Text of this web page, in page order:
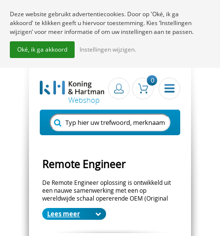
0
Remote Engineer
De Remote Engineer oplossing is ontwikkeld uit
een nauwe samenwerking met een op
wereldwijde schaal opererende OEM (Original
industriële automatisering bedrijf. Door de
combinatie van beide disciplines konden de
Lees
Deze website gebruikt advertentiecookies. Door op 'Oké, ik ga
akkoord' te klikken geeft u hiervoor toestemming. Kies ‘Instellingen
wijzigen’ voor meer informatie of om uw instellingen aan te passen.
Oké, ik ga akkoord Instellingen wijzigen.